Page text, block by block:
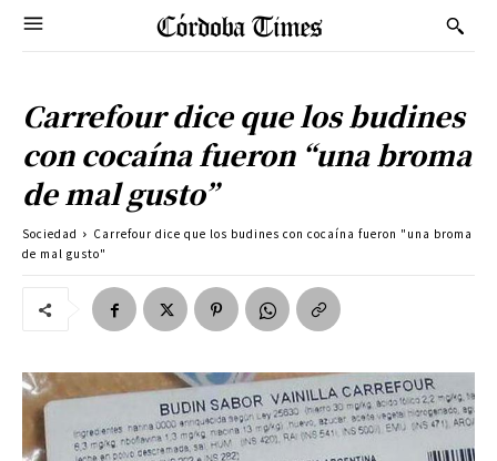
Carrefour dice que los budines
con cocaína fueron “una broma
de mal gusto”
Sociedad
Carrefour dice que los budines con cocaína fueron "una broma
de mal gusto"